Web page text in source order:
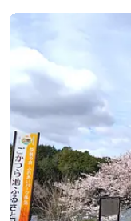
っぷり